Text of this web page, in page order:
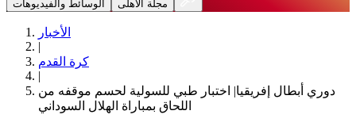
الوسائط والفيديوهات
مجلة الأهلى
الأخبار
|
كرة القدم
|
دوري أبطال إفريقيا| اختبار طبي للسولية لحسم موقفه من
اللحاق بمباراة الهلال السوداني